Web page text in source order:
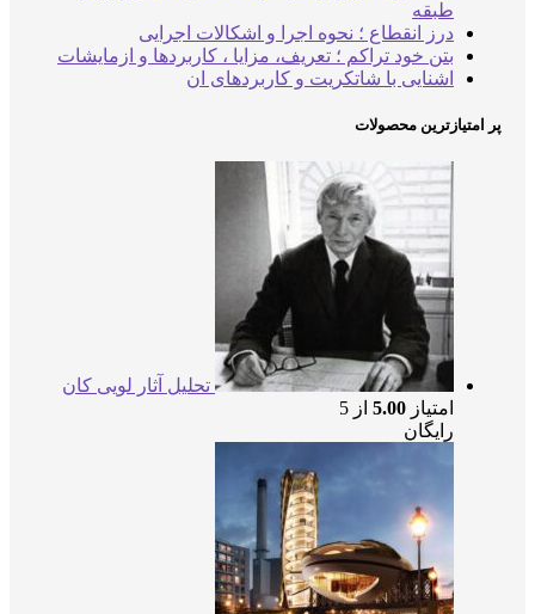
درز انقطاع ؛ نحوه اجرا و اشکالات اجرایی
بتن خود تراکم ؛ تعریف، مزایا ، کاربردها و ازمایشات
اشنایی با شاتکریت و کاربردهای ان
محصولات
تحلیل آثار لویی کان
5.00از 5